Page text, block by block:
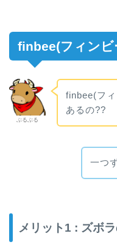
finbee(フィンビ
ぶるぶる
finbee(フ
あるの??
一つ
メリット1 : ズボ